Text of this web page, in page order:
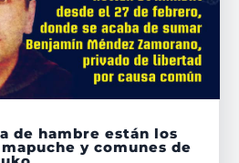
de hambre están los
y comunes de